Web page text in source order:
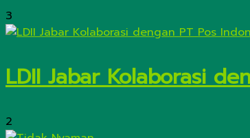
3
LDII Jabar Kolaborasi
2